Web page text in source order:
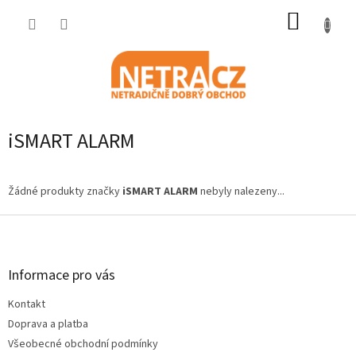
iSMART ALARM
Žádné produkty značky iSMART ALARM nebyly nalezeny...
Z
Informace pro vás
Kontakt
Doprava a platba
Všeobecné obchodní podmínky